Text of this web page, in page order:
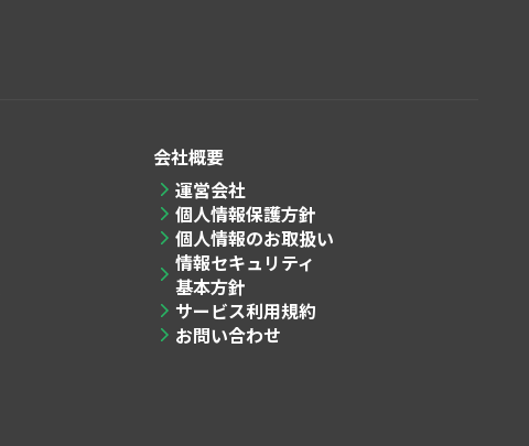
会社概要
運営会社
個人情報保護方針
個人情報のお取扱い
情報セキュリティ
基本方針
サービス利用規約
お問い合わせ